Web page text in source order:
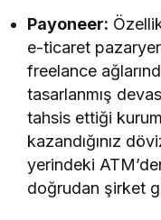
Payoneer:
e-ticaret
freelance
tasarlanmış
tahsis ettiği
kazandığınız
yerindeki
doğrudan şirket